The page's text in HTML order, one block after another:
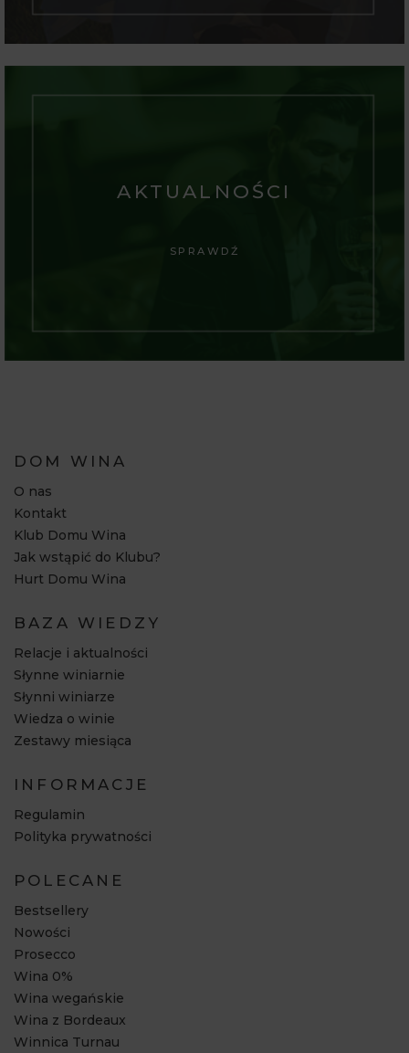
AKTUALNOŚCI
SPRAWDŹ
DOM WINA
O nas
Kontakt
Klub Domu Wina
Jak wstąpić do Klubu?
Hurt Domu Wina
BAZA WIEDZY
Relacje i aktualności
Słynne winiarnie
Słynni winiarze
Wiedza o winie
Zestawy miesiąca
INFORMACJE
Regulamin
Polityka prywatności
POLECANE
Bestsellery
Nowości
Prosecco
Wina 0%
Wina wegańskie
Wina z Bordeaux
Winnica Turnau